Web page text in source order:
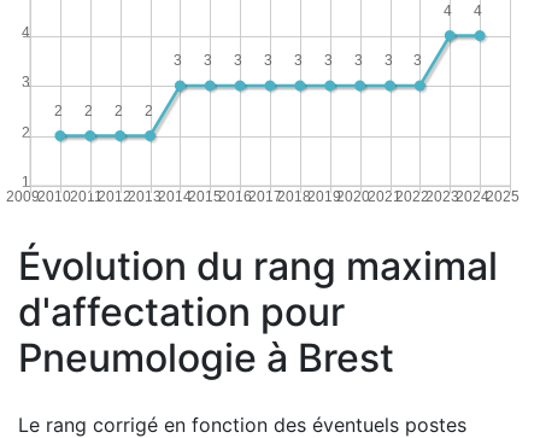
20092010201120122013201420152016201720182019202020212022202320242025
1
2
3
4
4
4
3
3
3
3
3
3
3
3
3
2
2
2
2
Évolution du rang maximal
d'affectation pour
Pneumologie à Brest
Le rang corrigé en fonction des éventuels postes